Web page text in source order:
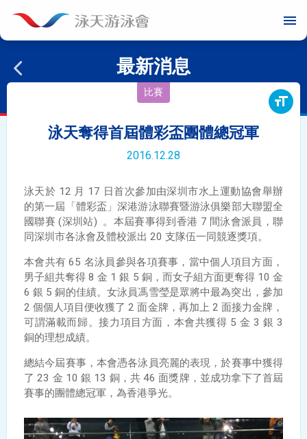
menu
最新消息
format_size
比賽
泳天奪得首屆體彩盃團體總冠軍
2016.12.28
泳天於 12 月 17 日首次參加由深圳市水上運動協會舉辦
的第一屆「體彩盃」深港游泳聯賽暨游泳俱樂部大聯盟全
國聯賽 (深圳站) 。本屆賽事得到香港 7 間泳會派員，聯
同深圳市各泳會及體校派出 20 支隊伍一同競逐獎項。
本會共有 65 名泳員參與各項賽事，當中個人項目方面，
男子組共奪得 8金 1銀 5 銅，而女子組方面更奪得10金
6銀 5銅的佳績。女泳員馮雪瑩是眾將中最為突出，參加
2個個人項目便收獲了 2面金牌，再加上 2 面接力金牌，
可謂滿載而歸。接力項目方面，本會共獲得 5 金 3 銀 3
銅的理想成績。
總結今屆賽事，本會憑各泳員亮麗的表現，於賽事中獲得
了 23 金 10 銀 13 銅，共46 面獎牌，並成功拿下了首屆
賽事的團體總冠軍 ，為香港爭光。